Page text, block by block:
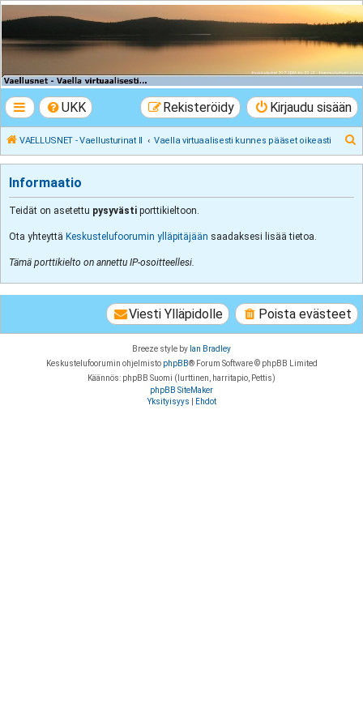
VAELLUSNET -
Vaellusturinat II
UKK Kirjaudu sisään
Rekisteröidy
VAELLUSNET - Vaellusturinat II Vaella virtuaalisesti kunnes pääset oikeasti
Informaatio
Teidät on asetettu pysyvästi porttikieltoon.
Ota yhteyttä Keskustelufoorumin ylläpitäjään saadaksesi lisää tietoa.
Tämä porttikielto on annettu IP-osoitteellesi.
Poista evästeet
Viesti Ylläpidolle
Breeze style by Ian Bradley
Keskustelufoorumin ohjelmisto phpBB® Forum Software © phpBB Limited
Käännös: phpBB Suomi (lurttinen, harritapio, Pettis)
phpBB SiteMaker
Yksityisyys
Ehdot